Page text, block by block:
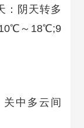
：阴天转多
～18℃;9
中多云间